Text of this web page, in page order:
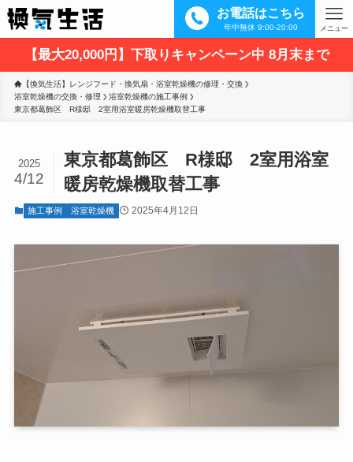
お電話はこちら
年中無休 9:00-20:00 メニュー
【最大20,000円】下取りキャンペーン中 8月末まで
【換気生活】レンジフード・換気扇・浴室乾燥機の修理・交換
浴室乾燥機の交換・修理
浴室乾燥機の施工事例
東京都葛飾区　R様邸　2室用浴室暖房乾燥機取替工事
東京都葛飾区 R様邸 2室用浴室
暖房乾燥機取替工事
2025
4/12
施工事例 浴室乾燥機 2025年4月12日